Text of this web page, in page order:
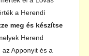
a Herendi
meg és készítse
Herend
Apponyit és a